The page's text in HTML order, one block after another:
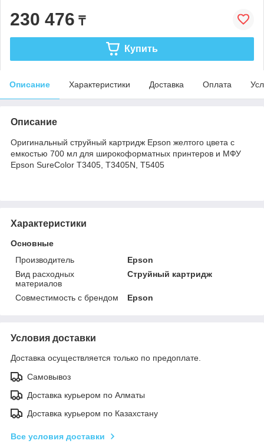
230 476 ₸
Купить
Описание Характеристики Доставка Оплата
Описание
Оригинальный струйный картридж Epson желтого цвета с
емкостью 700 мл для широкоформатных принтеров и МФУ
Epson SureColor T3405, T3405N, T5405
Характеристики
Основные
Производитель
Epson
Вид расходных
материалов
Струйный картридж
Совместимость с брендом Epson
Условия доставки
Доставка осуществляется только по предоплате.
Самовывоз
Доставка курьером по Алматы
Доставка курьером по Казахстану
Все условия доставки